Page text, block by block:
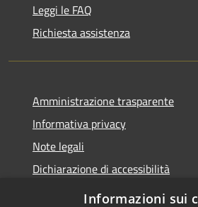
Leggi le FAQ
Richiesta assistenza
Amministrazione trasparente
Informativa privacy
Note legali
Dichiarazione di accessibilità
Informazioni sui